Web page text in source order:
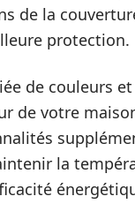
de la
protection.
de couleurs
de votre
la